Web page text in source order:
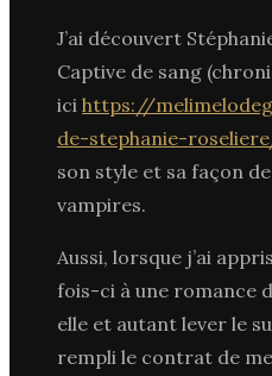
J’ai découvert
Captive de sang
ici https://
de-stephanie-
son style et sa façon
vampires.
Aussi, lorsque j’ai
fois-ci à une romance
elle et autant lever le
rempli le contrat de